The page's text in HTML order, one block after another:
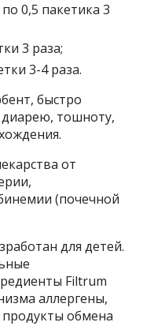
0,5 пакетика 3
3 раза;
3-4 раза.
быстро
диарею, тошноту,
от
(почечной
для детей.
Filtrum
аллергены,
обмена